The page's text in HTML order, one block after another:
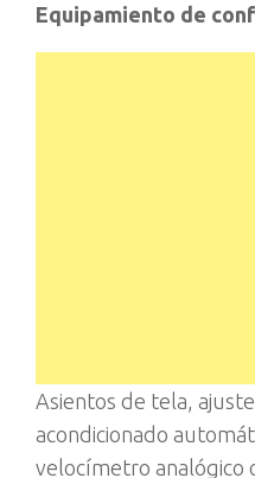
Equipamiento de
Asientos de tela,
acondicionado
velocímetro analógico